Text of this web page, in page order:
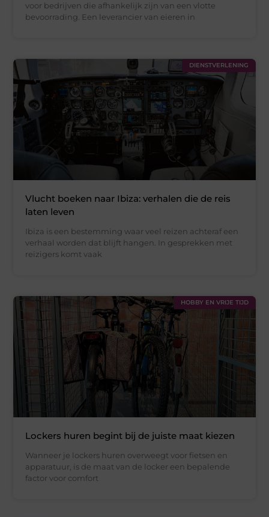
voor bedrijven die afhankelijk zijn van een vlotte
bevoorrading. Een leverancier van eieren in
DIENSTVERLENING
Vlucht boeken naar Ibiza: verhalen die de reis
laten leven
Ibiza is een bestemming waar veel reizen achteraf een
verhaal worden dat blijft hangen. In gesprekken met
reizigers komt vaak
HOBBY EN VRIJE TIJD
Lockers huren begint bij de juiste maat kiezen
Wanneer je lockers huren overweegt voor fietsen en
apparatuur, is de maat van de locker een bepalende
factor voor comfort